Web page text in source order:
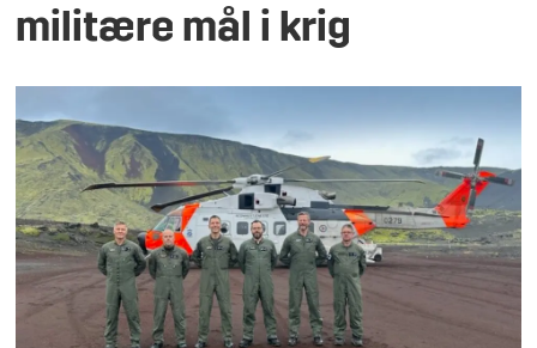
militære mål i krig